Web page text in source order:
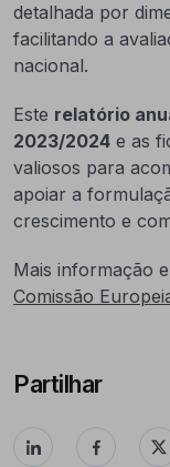
detalhada por
facilitando a
nacional.
Este relatório
2023/2024 e as
valiosos para
apoiar a
crescimento e
Mais informação
Comissão
Partilhar